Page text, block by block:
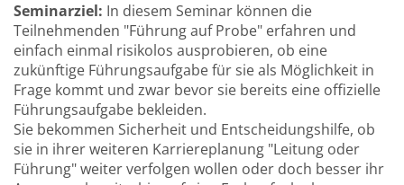
Seminarziel: In diesem Seminar können die
Teilnehmenden "Führung auf Probe" erfahren und
einfach einmal risikolos ausprobieren, ob eine
zukünftige Führungsaufgabe für sie als Möglichkeit in
Frage kommt und zwar bevor sie bereits eine offizielle
Führungsaufgabe bekleiden.
Sie bekommen Sicherheit und Entscheidungshilfe, ob
sie in ihrer weiteren Karriereplanung "Leitung oder
Führung" weiter verfolgen wollen oder doch besser ihr